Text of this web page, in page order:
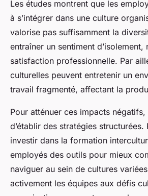
Les études montrent que les
à s’intégrer dans une culture
valorise pas suffisamment la
entraîner un sentiment d’isolement,
satisfaction professionnelle. Par
culturelles peuvent entretenir un
travail fragmenté, affectant la
Pour atténuer ces impacts
d’établir des stratégies structurées.
investir dans la formation
employés des outils pour mieux
naviguer au sein de cultures
activement les équipes aux défis